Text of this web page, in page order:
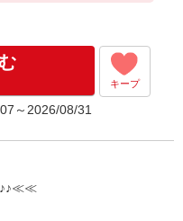
・゜+゜
)
程有）★
+゜
キープ
～2026/08/31
♪♪≪≪